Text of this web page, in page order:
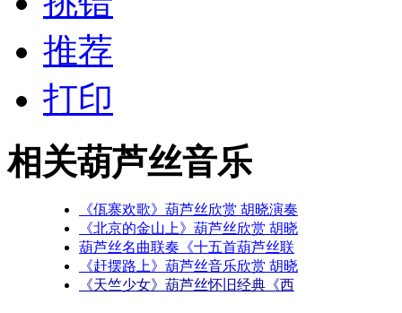
推荐
打印
相关葫芦丝音乐
《佤寨欢歌》葫芦丝欣赏 胡晓演奏
《北京的金山上》葫芦丝欣赏 胡晓
葫芦丝名曲联奏《十五首葫芦丝联
《赶摆路上》葫芦丝音乐欣赏 胡晓
《天竺少女》葫芦丝怀旧经典《西